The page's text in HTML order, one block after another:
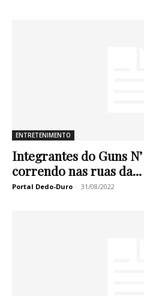
ENTRETENIMENTO
Integrantes do Guns
correndo nas ruas da...
Portal Dedo-Duro - 31/08/2022